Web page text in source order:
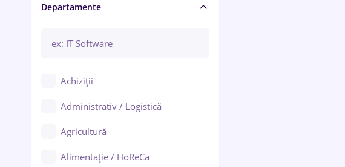
Brașov
Bacău
Galați (Galați)
Ploiești
Departamente
Achiziții
Administrativ / Logistică
Agricultură
Alimentație / HoReCa